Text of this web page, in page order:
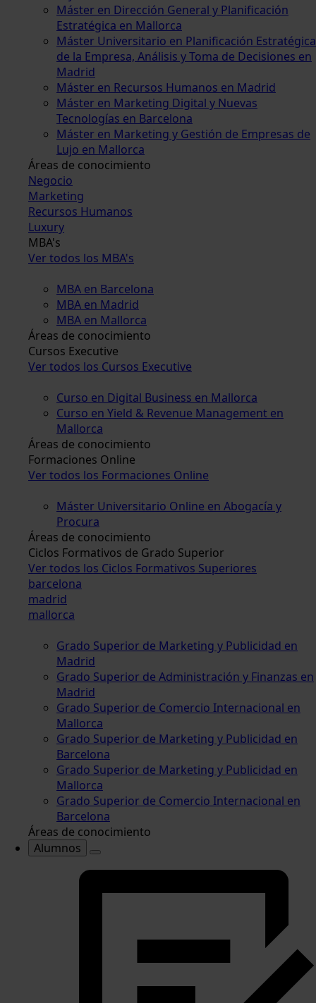
Máster en Dirección General y Planificación
Estratégica en Mallorca
Máster Universitario en Planificación Estratégica
de la Empresa, Análisis y Toma de Decisiones en
Madrid
Máster en Recursos Humanos en Madrid
Máster en Marketing Digital y Nuevas
Tecnologías en Barcelona
Máster en Marketing y Gestión de Empresas de
Lujo en Mallorca
Áreas de conocimiento
Negocio
Marketing
Recursos Humanos
Luxury
MBA's
Ver todos los MBA's
MBA en Barcelona
MBA en Madrid
MBA en Mallorca
Áreas de conocimiento
Cursos Executive
Ver todos los Cursos Executive
Curso en Digital Business en Mallorca
Curso en Yield & Revenue Management en
Mallorca
Áreas de conocimiento
Formaciones Online
Ver todos los Formaciones Online
Máster Universitario Online en Abogacía y
Procura
Áreas de conocimiento
Ciclos Formativos de Grado Superior
Ver todos los Ciclos Formativos Superiores
barcelona
madrid
mallorca
Grado Superior de Marketing y Publicidad en
Madrid
Grado Superior de Administración y Finanzas en
Madrid
Grado Superior de Comercio Internacional en
Mallorca
Grado Superior de Marketing y Publicidad en
Barcelona
Grado Superior de Marketing y Publicidad en
Mallorca
Grado Superior de Comercio Internacional en
Barcelona
Áreas de conocimiento
Alumnos